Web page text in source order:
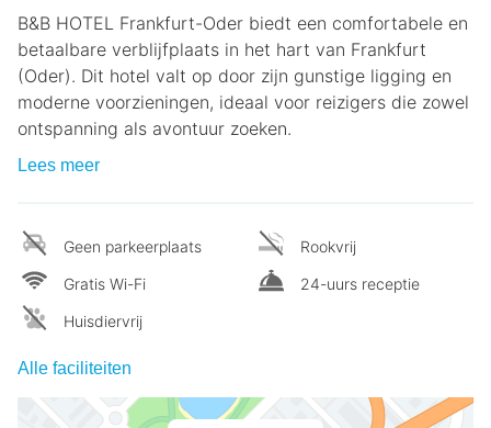
B&B HOTEL Frankfurt-Oder biedt een comfortabele en
betaalbare verblijfplaats in het hart van Frankfurt
(Oder). Dit hotel valt op door zijn gunstige ligging en
moderne voorzieningen, ideaal voor reizigers die zowel
ontspanning als avontuur zoeken.
Lees meer
Geen parkeerplaats
Gratis Wi-Fi
Huisdiervrij
Rookvrij
24-uurs receptie
Alle faciliteiten